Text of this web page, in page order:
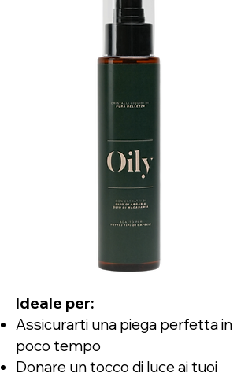
Ideale per:
Assicurarti una piega perfetta in
poco tempo
Donare un tocco di luce ai tuoi